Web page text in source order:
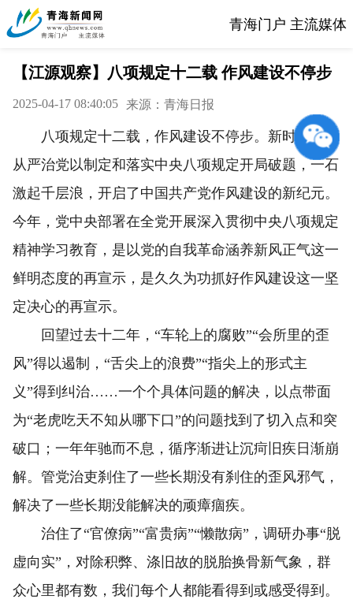
青海门户 主流媒体
【江源观察】八项规定十二载 作风建设不停步
2025-04-17 08:40:05 来源：青海日报
八项规定十二载，作风建设不停步。新时代全面
从严治党以制定和落实中央八项规定开局破题，一石
激起千层浪，开启了中国共产党作风建设的新纪元。
今年，党中央部署在全党开展深入贯彻中央八项规定
精神学习教育，是以党的自我革命涵养新风正气这一
鲜明态度的再宣示，是久久为功抓好作风建设这一坚
定决心的再宣示。
回望过去十二年，“车轮上的腐败”“会所里的歪
风”得以遏制，“舌尖上的浪费”“指尖上的形式主
义”得到纠治……一个个具体问题的解决，以点带面
为“老虎吃天不知从哪下口”的问题找到了切入点和突
破口；一年年驰而不息，循序渐进让沉疴旧疾日渐崩
解。管党治吏刹住了一些长期没有刹住的歪风邪气，
解决了一些长期没能解决的顽瘴痼疾。
治住了“官僚病”“富贵病”“懒散病”，调研办事“脱
虚向实”，对除积弊、涤旧故的脱胎换骨新气象，群
众心里都有数，我们每个人都能看得到或感受得到。